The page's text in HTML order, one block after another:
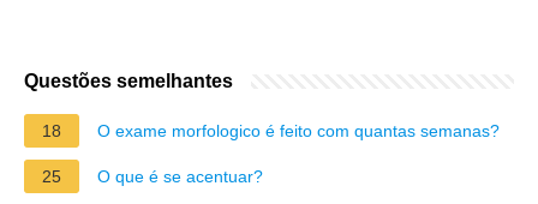
Questões semelhantes
18 O exame morfologico é feito com quantas semanas?
25 O que é se acentuar?